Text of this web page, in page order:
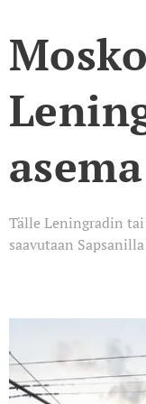
asema
Tälle Leningradin
saavutaan